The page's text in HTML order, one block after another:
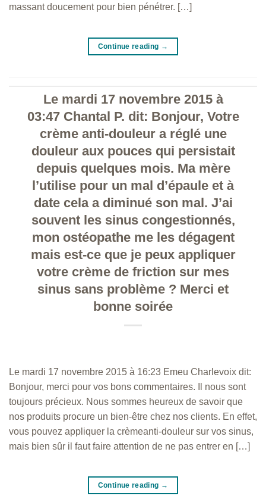
massant doucement pour bien pénétrer. […]
Continue reading →
Le mardi 17 novembre 2015 à
03:47 Chantal P. dit: Bonjour, Votre
crème anti-douleur a réglé une
douleur aux pouces qui persistait
depuis quelques mois. Ma mère
l’utilise pour un mal d’épaule et à
date cela a diminué son mal. J’ai
souvent les sinus congestionnés,
mon ostéopathe me les dégagent
mais est-ce que je peux appliquer
votre crème de friction sur mes
sinus sans problème ? Merci et
bonne soirée
Le mardi 17 novembre 2015 à 16:23 Emeu Charlevoix dit:
Bonjour, merci pour vos bons commentaires. Il nous sont
toujours précieux. Nous sommes heureux de savoir que
nos produits procure un bien-être chez nos clients. En effet,
vous pouvez appliquer la crèmeanti-douleur sur vos sinus,
mais bien sûr il faut faire attention de ne pas entrer en […]
Continue reading →